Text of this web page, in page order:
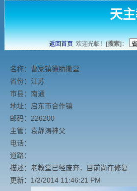
天
返回首页欢迎光临！[搜索]：
名称：曹家镇德肋撒堂
省份：江苏
市县：南通
地址：启东市合作镇
邮码：226200
主管：袁静涛神父
电话：
道路：
描述：老教堂已经废弃，目前尚在修复
更新：1/2/2014 11:46:21 PM